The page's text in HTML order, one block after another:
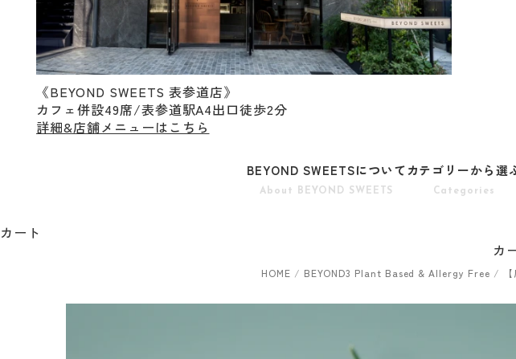
BEYOND SWEETSについて
About BEYOND SWEETS
カテゴリーから選
Categories
《BEYOND SWEETS 表参道店》
カフェ併設49席/表参道駅A4出口徒歩2分
詳細&店舗メニューはこちら
カート
カ
HOME / BEYOND3 Plant Based & Allergy Free /